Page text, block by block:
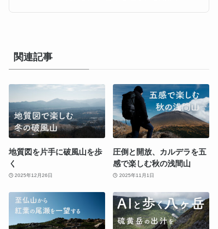
関連記事
地質図を片手に破風山を歩
く
2025年12月26日
圧倒と開放、カルデラを五
感で楽しむ秋の浅間山
2025年11月1日